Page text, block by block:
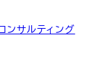
ンサルティング